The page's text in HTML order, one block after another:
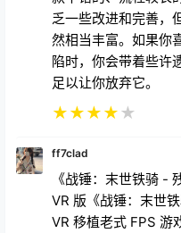
★★★★ ★
ff7clad
《战锤：末世铁骑 -
VR 版《战锤：末世
VR 移植老式 FPS 游
玩家可以正常游玩，
验这款游戏，因为游
原版游戏在平庸和优
旧情怀博取眼球的老